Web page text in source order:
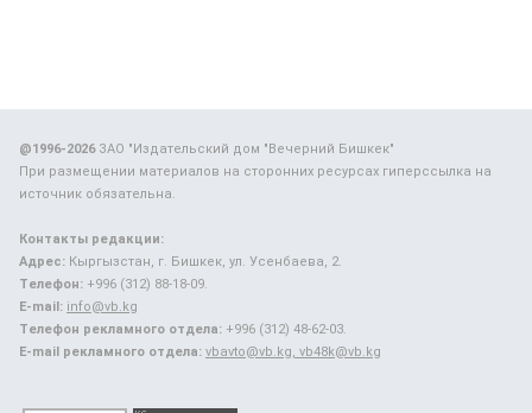
@1996-2026ЗАО "Издательский дом "Вечерний Бишкек"
При размещении материалов на сторонних ресурсах гиперссылка на
источник обязательна.
Контакты редакции:
Адрес: Кыргызстан, г. Бишкек, ул. Усенбаева, 2.
Телефон: +996 (312) 88-18-09.
E-mail: info@vb.kg
Телефон рекламного отдела: +996 (312) 48-62-03.
E-mail рекламного отдела: vbavto@vb.kg, vb48k@vb.kg